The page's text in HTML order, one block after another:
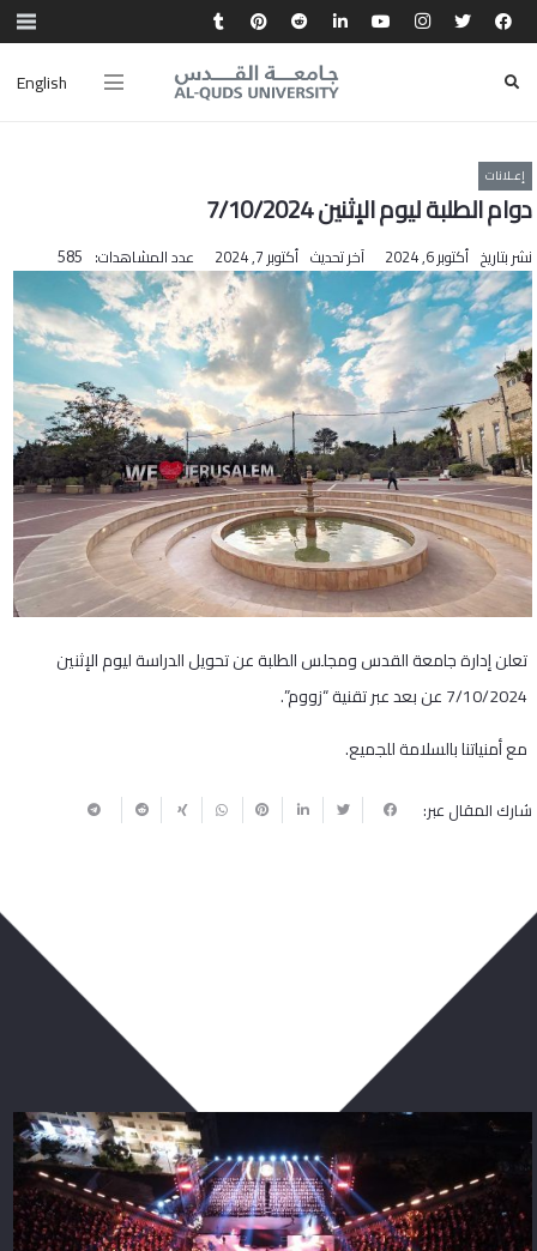
English
إعـلانات
دوام الطلبة ليوم الإثنين 7/10/2024
نشر بتاريخ أكتوبر 6, 2024 آخر تحديث أكتوبر 7, 2024 عدد المشاهدات: 585
تعلن إدارة جامعة القدس ومجلس الطلبة عن تحويل الدراسة ليوم الإثنين
7/10/2024 عن بعد عبر تقنية “زووم”.
مع أمنياتنا بالسلامة للجميع.
شارك المقال عبر: